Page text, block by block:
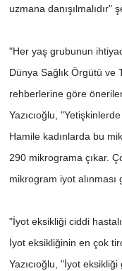
uzmana danışılmalıdır"
"Her yaş grubunun
Dünya Sağlık Örgütü ve
rehberlerine göre
Yazıcıoğlu,
Hamile kadınlarda bu
290 mikrograma çıkar.
mikrogram iyot alınması
"İyot eksikliği ciddi
İyot eksikliğinin en çok
Yazıcıoğlu, "İyot